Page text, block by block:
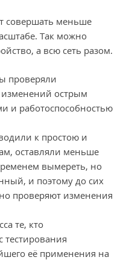
совершать меньше
Так можно
а всю сеть разом.
проверяли
острым
и работоспособностью
к простою и
оставляли меньше
вымереть, но
и поэтому до сих
проверяют изменения
те, кто
тестирования
её применения на